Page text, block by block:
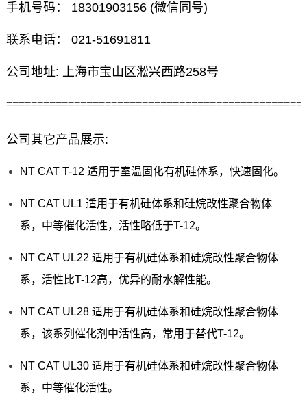
手机号码： 18301903156 (微信同号)
联系电话： 021-51691811
公司地址: 上海市宝山区淞兴西路258号
公司其它产品展示:
NT CAT T-12 适用于室温固化有机硅体系，快速固化。
NT CAT UL1 适用于有机硅体系和硅烷改性聚合物体
系，中等催化活性，活性略低于T-12。
NT CAT UL22 适用于有机硅体系和硅烷改性聚合物体
系，活性比T-12高，优异的耐水解性能。
NT CAT UL28 适用于有机硅体系和硅烷改性聚合物体
系，该系列催化剂中活性高，常用于替代T-12。
NT CAT UL30 适用于有机硅体系和硅烷改性聚合物体
系，中等催化活性。